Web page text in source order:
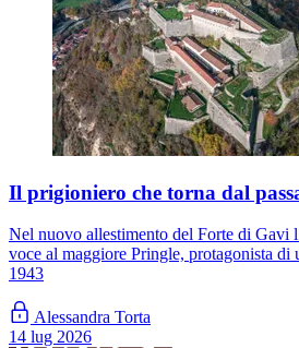
Il prigioniero che torna dal
Nel nuovo allestimento del Forte di Gavi
voce al maggiore Pringle, protagonista di
1943
Alessandra Torta
14 lug 2026